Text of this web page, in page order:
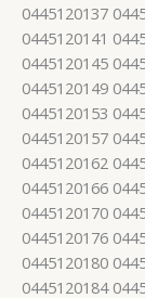
0445120137
0445120141
0445120145
0445120149
0445120153
0445120157
0445120162
0445120166
0445120170
0445120176
0445120180
0445120184